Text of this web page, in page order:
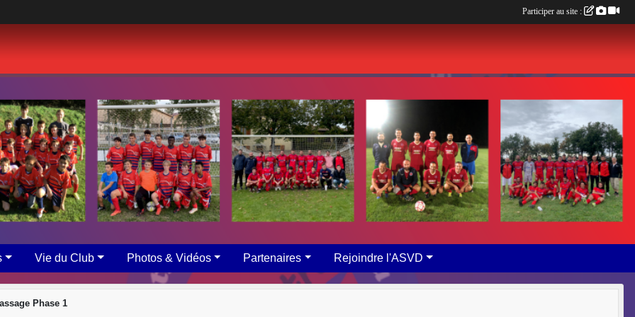
Vie du Club Photos & Vidéos Partenaires Rejoindre l'ASVD
Phase 1
Participer au site :